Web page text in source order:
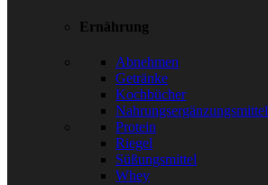
Ernährung
Abnehmen
Getränke
Kochbücher
Nahrungsergänzungsmittel
Protein
Riegel
Süßungsmittel
Whey